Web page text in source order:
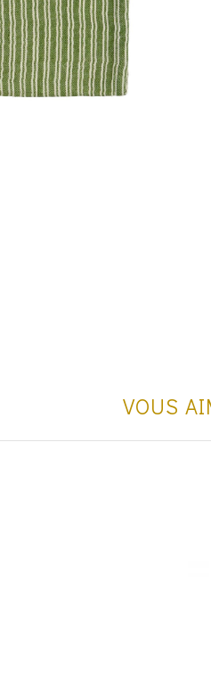
VOUS